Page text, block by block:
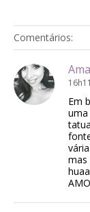
Comentários:
16h11
Em
mas